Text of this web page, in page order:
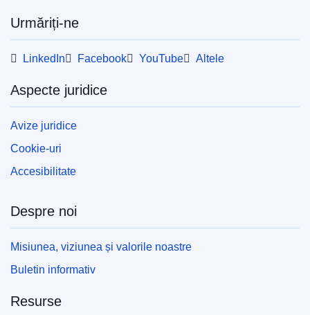
Urmăriți-ne
LinkedIn Facebook YouTube Altele
Aspecte juridice
Avize juridice
Cookie-uri
Accesibilitate
Despre noi
Misiunea, viziunea și valorile noastre
Buletin informativ
Resurse